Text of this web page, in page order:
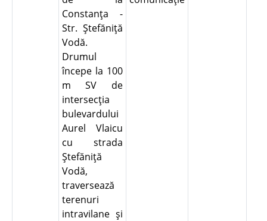
Constanţa -
Str. Ştefăniţă
Vodă.
Drumul
începe la 100
m SV de
intersecţia
bulevardului
Aurel Vlaicu
cu strada
Ştefăniţă
Vodă,
traversează
terenuri
intravilane şi